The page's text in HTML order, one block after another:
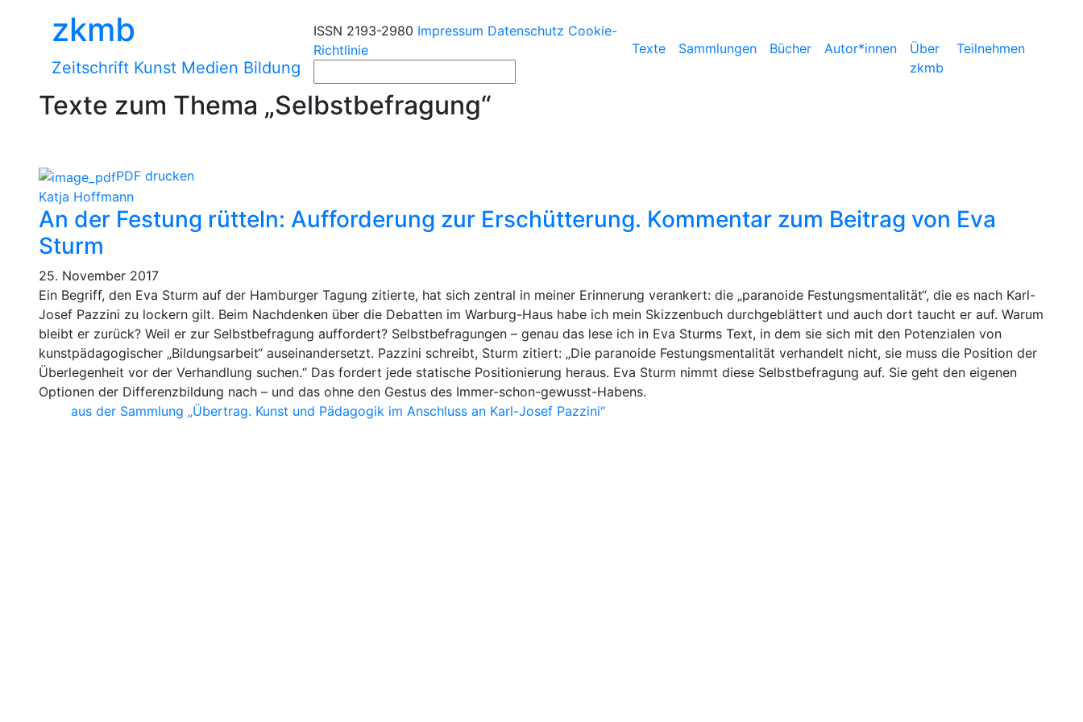
zkmb
Zeitschrift Kunst Medien Bildung
ISSN 2193-2980 Impressum Datenschutz Cookie-
Richtlinie
Texte Sammlungen Bücher Autor*innen
Über
zkmb
Teilnehmen
Texte zum Thema „Selbstbefragung“
PDF drucken
Katja Hoffmann
An der Festung rütteln: Aufforderung zur Erschütterung. Kommentar zum Beitrag von Eva
Sturm
25. November 2017
Ein Begriff, den Eva Sturm auf der Hamburger Tagung zitierte, hat sich zentral in meiner Erinnerung verankert: die „paranoide Festungsmentalität“, die es nach Karl-
Josef Pazzini zu lockern gilt. Beim Nachdenken über die Debatten im Warburg-Haus habe ich mein Skizzenbuch durchgeblättert und auch dort taucht er auf. Warum
bleibt er zurück? Weil er zur Selbstbefragung auffordert? Selbstbefragungen – genau das lese ich in Eva Sturms Text, in dem sie sich mit den Potenzialen von
kunstpädagogischer „Bildungsarbeit“ auseinandersetzt. Pazzini schreibt, Sturm zitiert: „Die paranoide Festungsmentalität verhandelt nicht, sie muss die Position der
Überlegenheit vor der Verhandlung suchen.“ Das fordert jede statische Positionierung heraus. Eva Sturm nimmt diese Selbstbefragung auf. Sie geht den eigenen
Optionen der Differenzbildung nach – und das ohne den Gestus des Immer-schon-gewusst-Habens.
aus der Sammlung „Übertrag. Kunst und Pädagogik im Anschluss an Karl-Josef Pazzini“